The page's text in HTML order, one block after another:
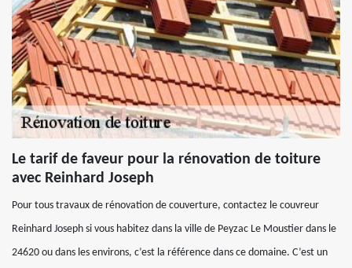
Le tarif de faveur pour la rénovation de toiture
avec Reinhard Joseph
Pour tous travaux de rénovation de couverture, contactez le couvreur
Reinhard Joseph si vous habitez dans la ville de Peyzac Le Moustier dans le
24620 ou dans les environs, c’est la référence dans ce domaine. C’est un